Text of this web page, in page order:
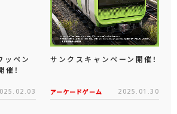
ッペン
！
サンクスキャンペーン開催！
アーケードゲーム 2025.01.30